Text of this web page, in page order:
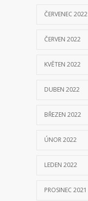
ČERVENEC 2022
ČERVEN 2022
KVĚTEN 2022
DUBEN 2022
BŘEZEN 2022
ÚNOR 2022
LEDEN 2022
PROSINEC 2021